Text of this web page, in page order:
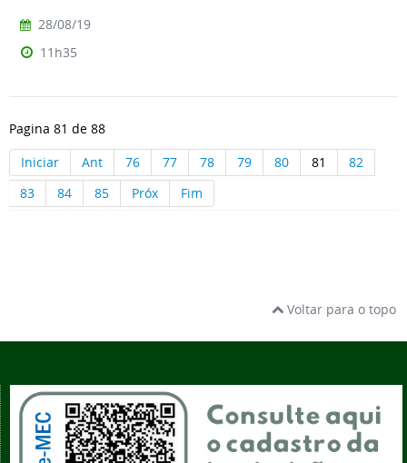
28/08/19
11h35
Pagina 81 de 88
Iniciar
Ant 76 77 78 79 80 81
82
83
84 85 Próx Fim
Voltar para o topo